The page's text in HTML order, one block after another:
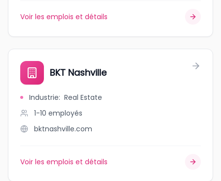
Voir les emplois et détails
BKT Nashville
Industrie: Real Estate
1-10 employés
bktnashville.com
Voir les emplois et détails